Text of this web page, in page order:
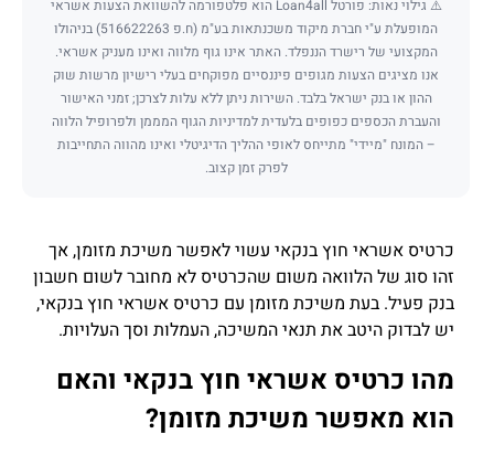
⚠️ גילוי נאות: פורטל Loan4all הוא פלטפורמה להשוואת הצעות אשראי
המופעלת ע"י חברת מיקוד משכנתאות בע"מ (ח.פ 516622263) בניהולו
המקצועי של רישרד הננפלד. האתר אינו גוף מלווה ואינו מעניק אשראי.
אנו מציגים הצעות מגופים פיננסיים מפוקחים בעלי רישיון מרשות שוק
ההון או בנק ישראל בלבד. השירות ניתן ללא עלות לצרכן; זמני האישור
והעברת הכספים כפופים בלעדית למדיניות הגוף המממן ולפרופיל הלווה
– המונח "מיידי" מתייחס לאופי ההליך הדיגיטלי ואינו מהווה התחייבות
לפרק זמן קצוב.
כרטיס אשראי חוץ בנקאי עשוי לאפשר משיכת מזומן, אך
זהו סוג של הלוואה משום שהכרטיס לא מחובר לשום חשבון
בנק פעיל. בעת משיכת מזומן עם כרטיס אשראי חוץ בנקאי,
יש לבדוק היטב את תנאי המשיכה, העמלות וסך העלויות.
מהו כרטיס אשראי חוץ בנקאי והאם
הוא מאפשר משיכת מזומן?